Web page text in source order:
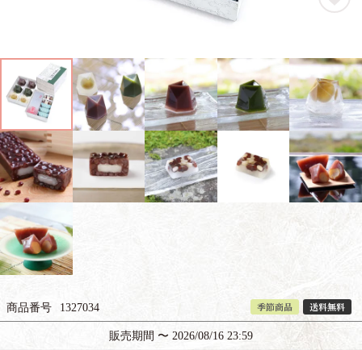
商品番号 1327034 季節商品 送料無料
販売期間 〜 2026/08/16 23:59